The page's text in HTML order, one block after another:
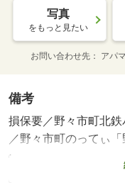
写真
をもっと見たい
お問い合わせ先 アパ
備考
損保要／野々市町北
／野々市町のってぃ
掃費用／ＩＣロック電
キー料金等／保証会